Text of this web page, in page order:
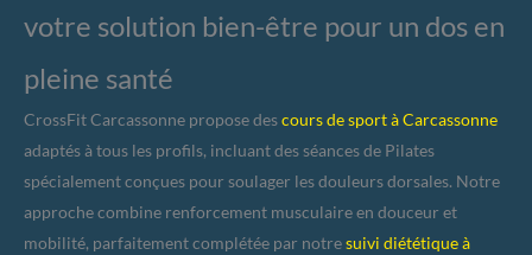
votre solution bien-être pour un dos en
pleine santé
CrossFit Carcassonne propose descours de sport à Carcassonne
adaptés à tous les profils, incluant des séances de Pilates
spécialement conçues pour soulager les douleurs dorsales. Notre
approche combine renforcement musculaire en douceur et
mobilité, parfaitement complétée par notresuivi diététique à